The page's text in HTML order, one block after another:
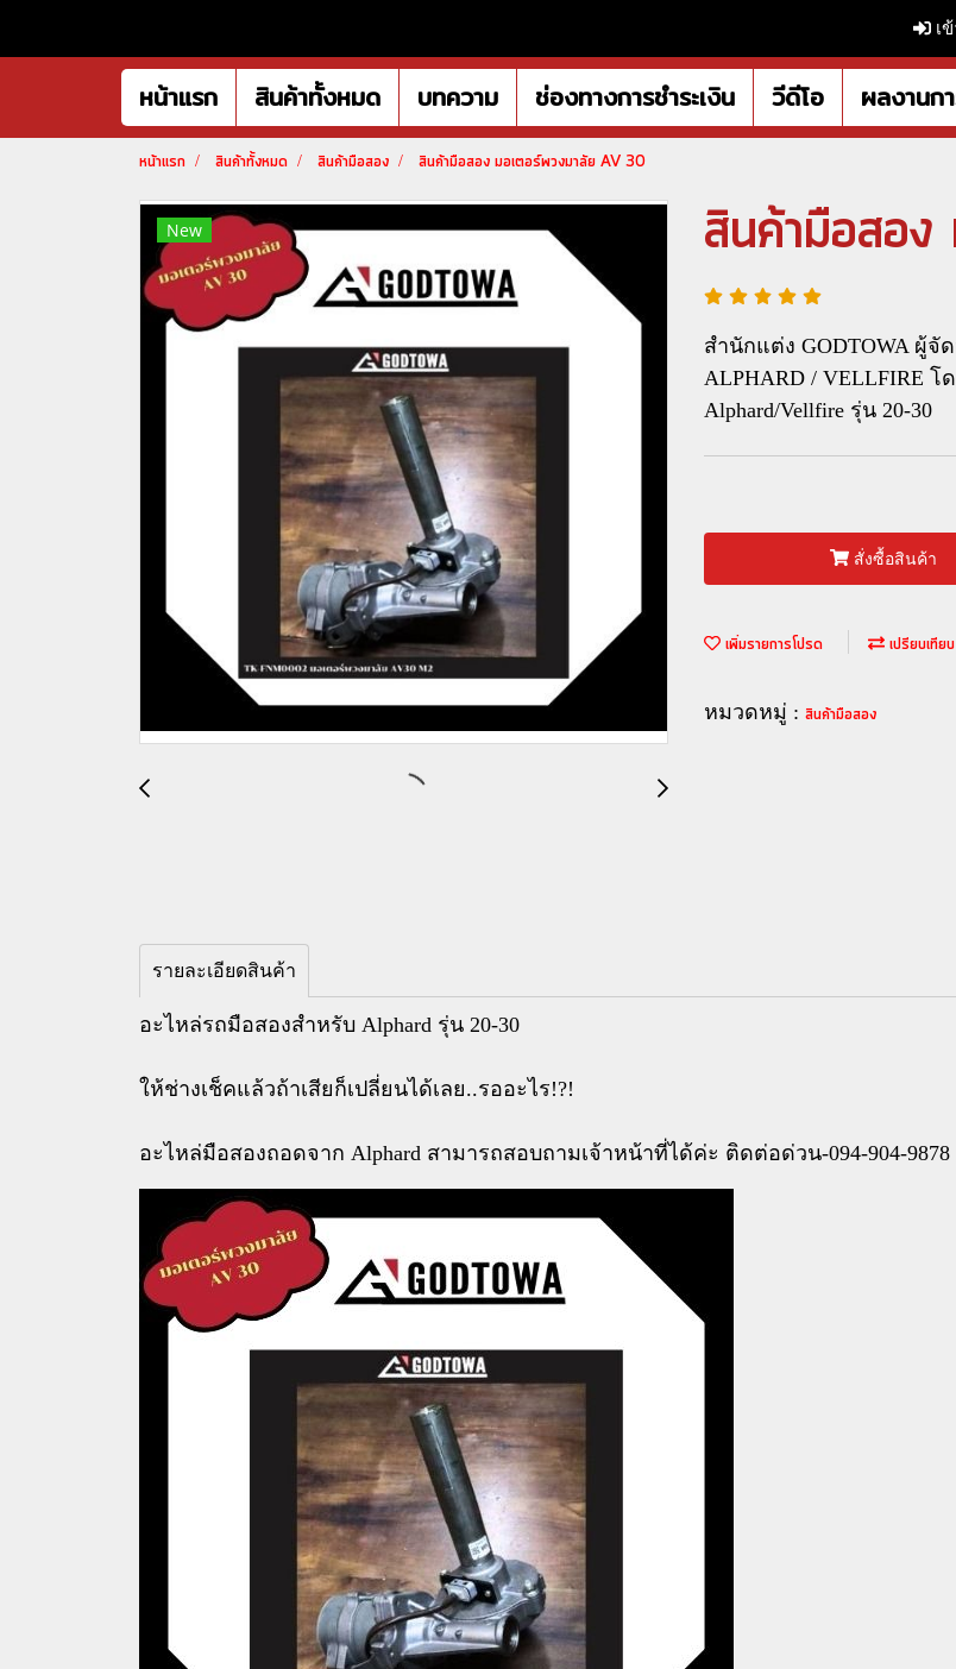
เข้
หน้าแรก สินค้าทั้งหมด บทความ ช่องทางการชำระเงิน วีดีโอ ผลงานก
หน้าแรก สินค้าทั้งหมด สินค้ามือสอง สินค้ามือสอง มอเตอร์พวงมาลัย AV 30
New สินค้ามือสอ
สำนักแต่ง GODTOWA ผู้
ALPHARD / VELLFIRE
Alphard/Vellfire รุ่น 20-30
สั่งซื้อสินค้า
เพิ่มรายการโปรด เปรียบเทียบ
หมวดหมู่ : สินค้ามือสอง
รายละเอียดสินค้า
อะไหล่รถมือสองสำหรับ Alphard รุ่น 20-30
ให้ช่างเช็คแล้วถ้าเสียก็เปลี่ยนได้เลย..รออะไร!?!
อะไหล่มือสองถอดจาก Alphard สามารถสอบถามเจ้าหน้าที่ได้ค่ะ ติดต่อด่วน-094-904-9878